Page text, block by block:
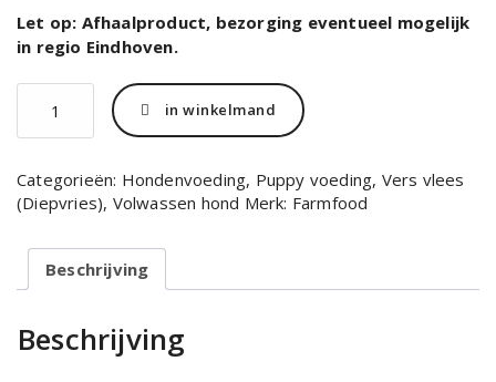
Let op: Afhaalproduct, bezorging eventueel mogelijk
in regio Eindhoven.
pens-
hart
20
x
aantal
in winkelmand
Categorieën: Hondenvoeding, Puppy voeding, Vers vlees
(Diepvries), Volwassen hond Merk: Farmfood
Beschrijving
Beschrijving